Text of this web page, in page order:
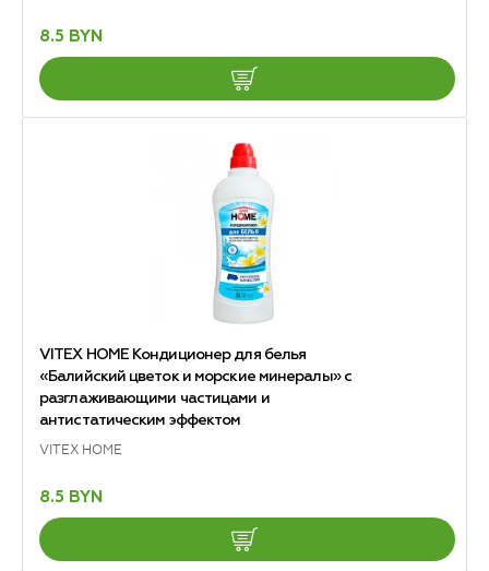
8.5 BYN
VITEX HOME Кондиционер для белья
«Балийский цветок и морские минералы» с
разглаживающими частицами и
антистатическим эффектом
VITEX HOME
8.5 BYN